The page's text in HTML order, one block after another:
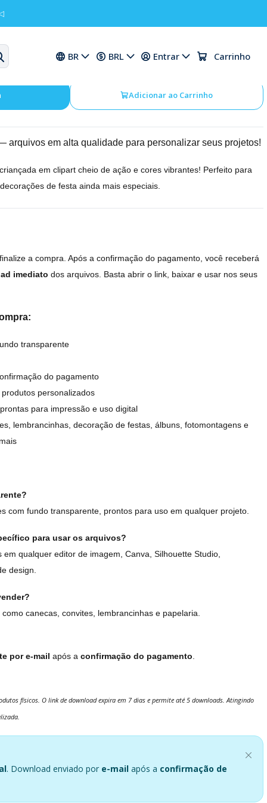
BR BRL Entrar Carrinho
Brawl Stars
Adicionar ao Carrinho
arquivos em alta qualidade para personalizar seus projetos!
em clipart cheio de ação e cores vibrantes! Perfeito para
de festa ainda mais especiais.
a compra. Após a confirmação do pagamento, você receberá
imediato dos arquivos. Basta abrir o link, baixar e usar nos seus
transparente
do pagamento
personalizados
para impressão e uso digital
lembrancinhas, decoração de festas, álbuns, fotomontagens e
com fundo transparente, prontos para uso em qualquer projeto.
para usar os arquivos?
qualquer editor de imagem, Canva, Silhouette Studio,
design.
canecas, convites, lembrancinhas e papelaria.
por e-mail após a confirmação do pagamento.
físicos. O link de download expira em 7 dias e permite até 5 downloads. Atingindo
. Download enviado por e-mail após a confirmação de